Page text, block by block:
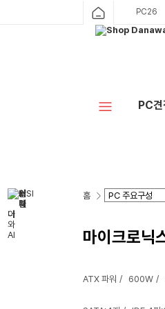
PC26
PC견
홈
마이크로
ATX 파워 600W